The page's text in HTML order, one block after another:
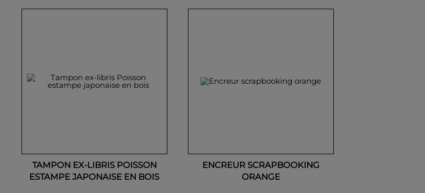
TAMPON EX-LIBRIS POISSON
ESTAMPE JAPONAISE EN BOIS
ENCREUR SCRAPBOOKING
ORANGE